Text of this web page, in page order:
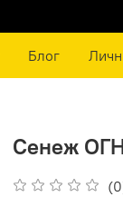
Блог
Сенеж